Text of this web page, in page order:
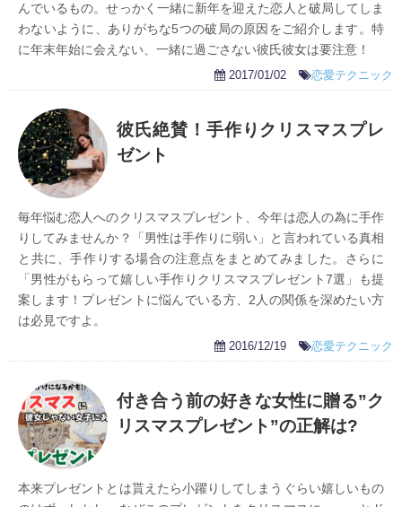
んでいるもの。せっかく一緒に新年を迎えた恋人と破局してしま
わないように、ありがちな5つの破局の原因をご紹介します。特
に年末年始に会えない、一緒に過ごさない彼氏彼女は要注意！
2017/01/02 恋愛テクニック
彼氏絶賛！手作りクリスマスプレ
ゼント
毎年悩む恋人へのクリスマスプレゼント、今年は恋人の為に手作
りしてみませんか？「男性は手作りに弱い」と言われている真相
と共に、手作りする場合の注意点をまとめてみました。さらに
「男性がもらって嬉しい手作りクリスマスプレゼント7選」も提
案します！プレゼントに悩んでいる方、2人の関係を深めたい方
は必見ですよ。
2016/12/19 恋愛テクニック
付き合う前の好きな女性に贈る”ク
リスマスプレゼント”の正解は?
本来プレゼントとは貰えたら小躍りしてしまうぐらい嬉しいもの